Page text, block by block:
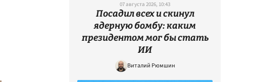
07 августа 2026, 10:43
Посадил всех и скинул
ядерную бомбу: каким
президентом мог бы стать
ИИ
Виталий Рюмшин